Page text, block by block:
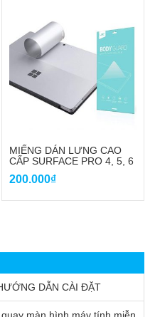
MIẾNG DÁN LƯNG CAO
CẤP SURFACE PRO 4, 5, 6
200.000₫
DẪN CÀI ĐẶT